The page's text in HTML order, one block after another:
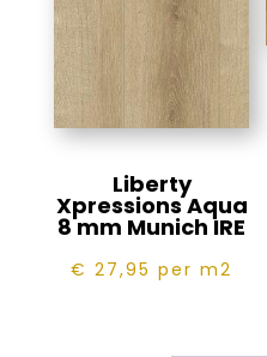
Liberty
Xpressions Aqua
8 mm Munich IRE
€ 27,95 per m2